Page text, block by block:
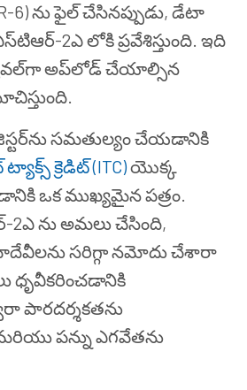
6) ను ఫైల్ చేసినప్పుడు, డేటా
2ఎ లోకి ప్రవేశిస్తుంది. ఇది
అప్‌లోడ్ చేయాల్సిన
సమతుల్యం చేయడానికి
క్రెడిట్ (ITC)యొక్క
ఒక ముఖ్యమైన పత్రం.
2ఎ ను అమలు చేసింది,
సరిగ్గా నమోదు చేశారా
ధృవీకరించడానికి
పారదర్శకతను
పన్ను ఎగవేతను